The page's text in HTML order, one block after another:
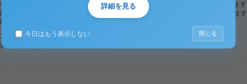
賜物と心より感謝しております。 今後とも、これまで同様のお引き立てを賜ります
げる次第です。 略儀ながら、書中をもちまして創立10周年を迎えさせて頂きまます
し上げます。 敬 白
会社マナー
10/02
詳細を見る
今日はもう表示しない 閉じる